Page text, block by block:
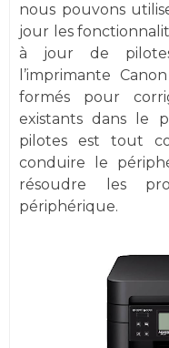
nous pouvons
jour les
à jour de
l’imprimante
formés pour
existants dans le
pilotes est tout
conduire le
résoudre les
périphérique.